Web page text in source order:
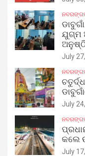
ଯୁଗ୍ମ
July
July
କଲେ
July